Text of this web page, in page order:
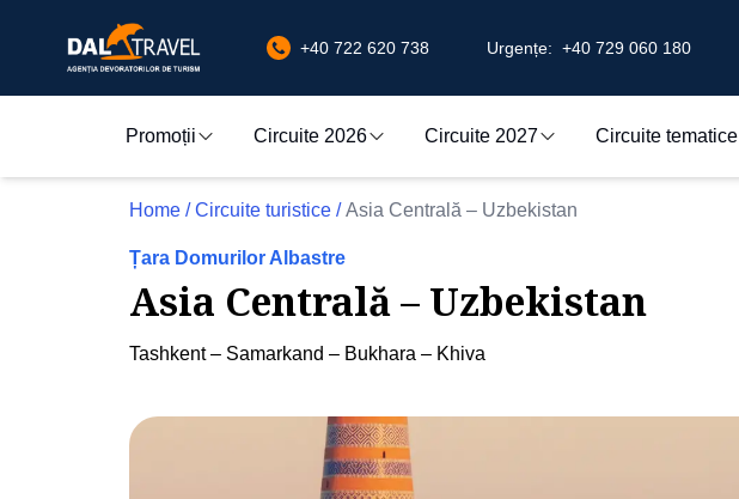
+40 722 620 738 Urgențe: +40 729 060 180
Promoții Circuite 2026 Circuite 2027 Circuite tematice
Home / Circuite turistice / Asia Centrală – Uzbekistan
Țara Domurilor Albastre
Asia Centrală – Uzbekistan
Tashkent – Samarkand – Bukhara – Khiva